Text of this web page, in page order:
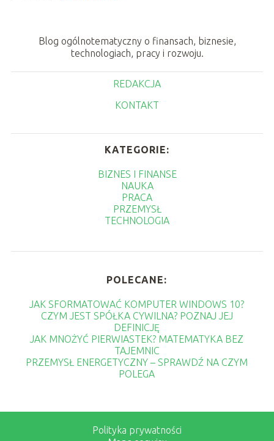
Blog ogólnotematyczny o finansach, biznesie,
technologiach, pracy i rozwoju.
REDAKCJA
KONTAKT
KATEGORIE:
BIZNES I FINANSE
NAUKA
PRACA
PRZEMYSŁ
TECHNOLOGIA
POLECANE:
JAK SFORMATOWAĆ KOMPUTER WINDOWS 10?
CZYM JEST SPÓŁKA CYWILNA? POZNAJ JEJ
DEFINICJĘ
JAK MNOŻYĆ PIERWIASTEK? MATEMATYKA BEZ
TAJEMNIC
PRZEMYSŁ ENERGETYCZNY – SPRAWDŹ NA CZYM
POLEGA
Polityka prywatności